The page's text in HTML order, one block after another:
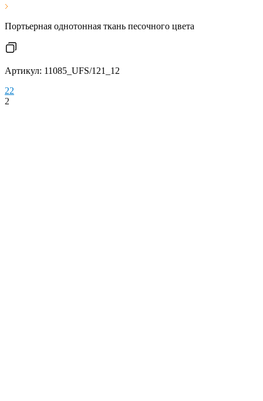
Портьерная однотонная ткань песочного цвета
Артикул: 11085_UFS/121_12
22
2